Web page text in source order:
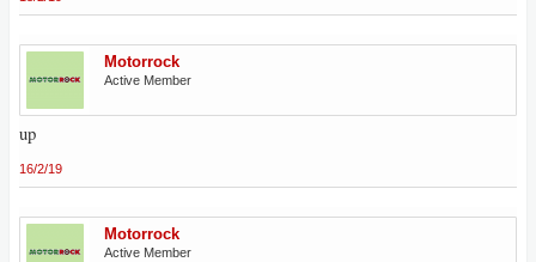
Motorrock
Active Member
up
16/2/19
Motorrock
Active Member